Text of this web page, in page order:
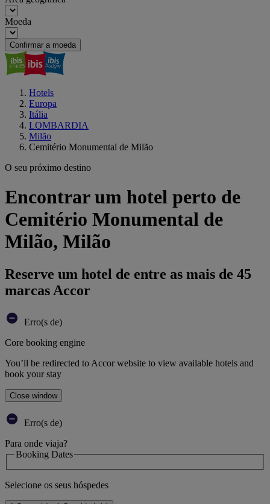
Moeda
Confirmar a moeda
Hotels
Europa
Itália
LOMBARDIA
Milão
Cemitério Monumental de Milão
O seu próximo destino
Encontrar um hotel perto de
Cemitério Monumental de
Milão, Milão
Reserve um hotel de entre as mais de 45
marcas Accor
Erro(s de)
Core booking engine
You’ll be redirected to Accor website to view available hotels and
book your stay
Close window
Erro(s de)
Para onde viaja?
Booking Dates
Selecione os seus hóspedes